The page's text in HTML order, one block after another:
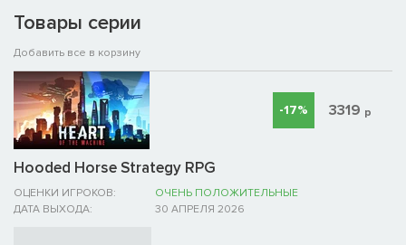
Товары серии
Добавить все в корзину
Hooded Horse Strategy RPG
ОЦЕНКИ ИГРОКОВ:
ОЧЕНЬ ПОЛОЖИТЕЛЬНЫЕ
ДАТА ВЫХОДА:
30 АПРЕЛЯ 2026
-17% 3319 р